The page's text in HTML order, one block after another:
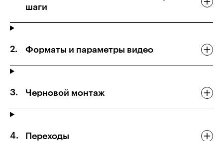
шаги
Форматы и параметры видео
Черновой монтаж
Переходы